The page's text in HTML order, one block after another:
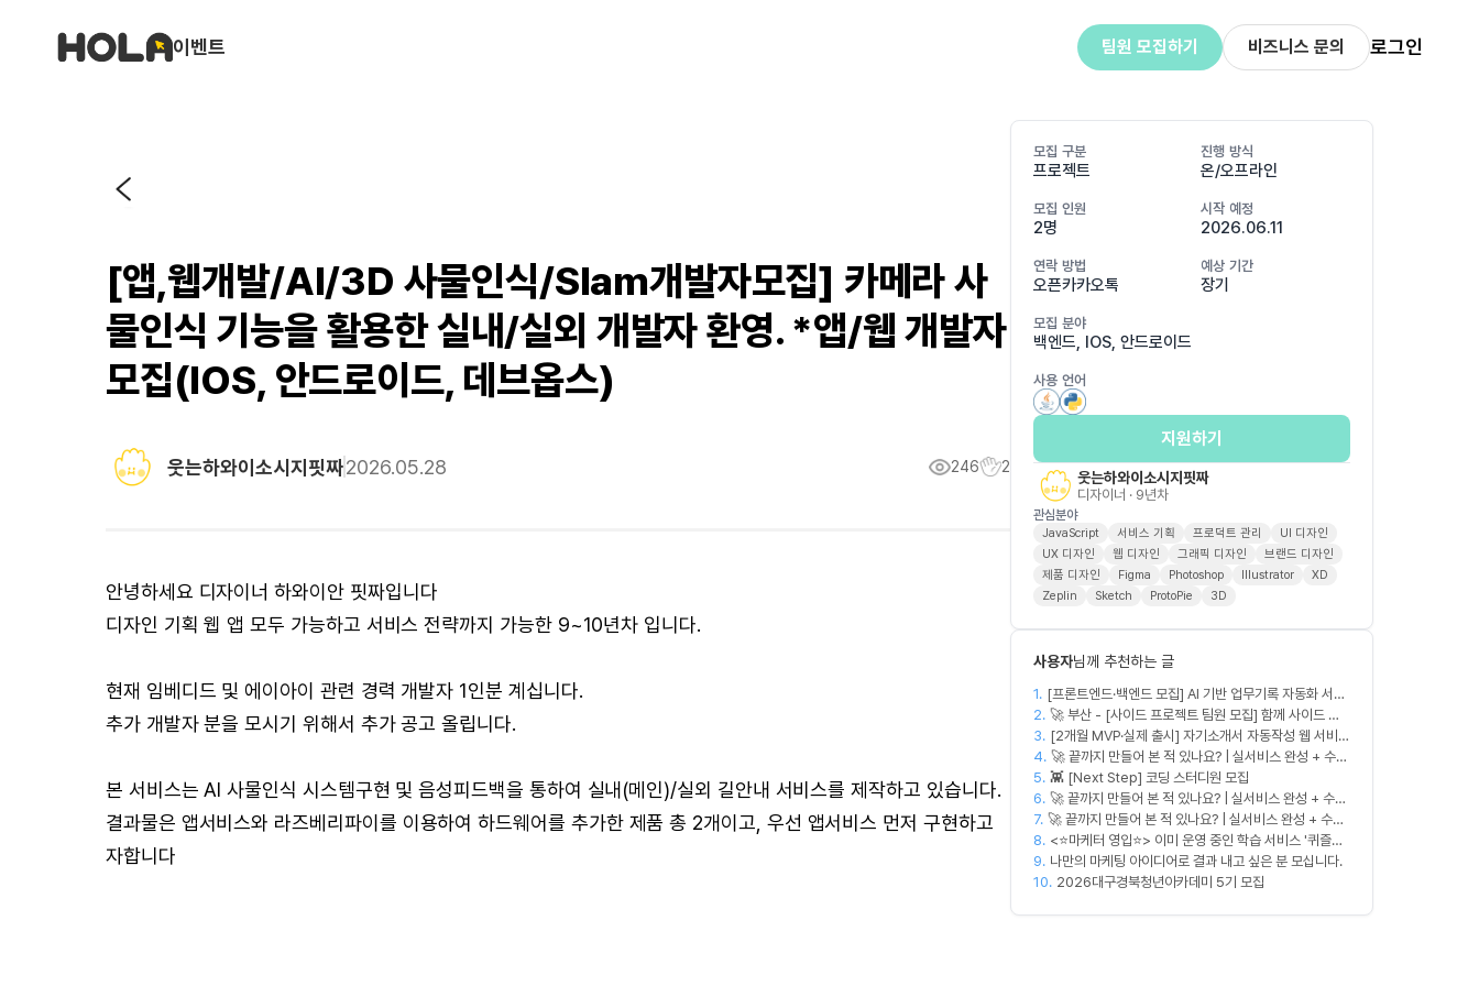
이벤트 팀원 모집하기 비즈니스 문의 로그인
[앱,웹개발/AI/3D 사물인식/Slam개발자모집] 카메라 사
물인식 기능을 활용한 실내/실외 개발자 환영. *앱/웹 개발자
모집(IOS, 안드로이드, 데브옵스)
웃는하와이소시지핏짜2026.05.28 246 2
안녕하세요 디자이너 하와이안 핏짜입니다
디자인 기획 웹 앱 모두 가능하고 서비스 전략까지 가능한 9~10년차 입니다.
현재 임베디드 및 에이아이 관련 경력 개발자 1인분 계십니다.
추가 개발자 분을 모시기 위해서 추가 공고 올립니다.
본 서비스는 AI 사물인식 시스템구현 및 음성피드백을 통하여 실내(메인)/실외 길안내 서비스를 제작하고 있습니다.
결과물은 앱서비스와 라즈베리파이를 이용하여 하드웨어를 추가한 제품 총 2개이고, 우선 앱서비스 먼저 구현하고
자합니다
모집 구분
프로젝트
진행 방식
온/오프라인
모집 인원
2명
시작 예정
2026.06.11
연락 방법
오픈카카오톡
예상 기간
장기
모집 분야
백엔드, IOS, 안드로이드
사용 언어
지원하기
웃는하와이소시지핏짜
디자이너 · 9년차
관심분야
JavaScript 서비스 기획 프로덕트 관리
UI 디자인
UX 디자인
웹 디자인 그래픽 디자인
브랜드 디자인
제품 디자인
Figma Photoshop Illustrator
XD
Zeplin
Sketch ProtoPie 3D
사용자님께 추천하는 글
1. [프론트엔드·백엔드 모집] AI 기반 업무기록 자동화 서비
스 MVP 개발
2. 🚀 부산 - [사이드 프로젝트 팀원 모집] 함께 사이드 프
로젝트 진행할 팀원 모집합니다. 🚀
3. [2개월 MVP·실제 출시] 자기소개서 자동작성 웹 서비스
디자이너·프론트엔드·백엔드·AI 엔지니어 모집
4. 🚀 끝까지 만들어 본 적 있나요? | 실서비스 완성 + 수익
창출 모임 💰
5. 👾 [Next Step] 코딩 스터디원 모집
6. 🚀 끝까지 만들어 본 적 있나요? | 실서비스 완성 + 수익
창출 모임 💰
7. 🚀 끝까지 만들어 본 적 있나요? | 실서비스 완성 + 수익
창출 모임 💰
8. <⭐마케터 영입⭐> 이미 운영 중인 학습 서비스 '퀴즐리',
함께 키워갈 마케터를 찾습니다
9. 나만의 마케팅 아이디어로 결과 내고 싶은 분 모십니다.
10. 2026대구경북청년아카데미 5기 모집